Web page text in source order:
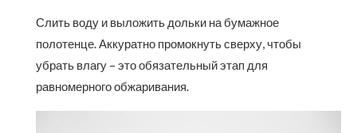
Слить воду и выложить дольки на бумажное
полотенце. Аккуратно промокнуть сверху, чтобы
убрать влагу – это обязательный этап для
равномерного обжаривания.